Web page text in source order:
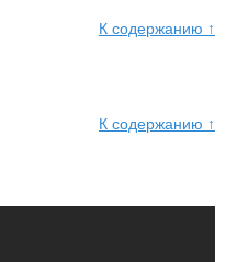
К содержанию ↑
К содержанию ↑